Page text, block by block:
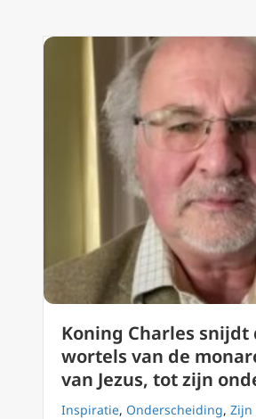
Koning Charles snijdt
wortels van de
van Jezus, tot zijn
Inspiratie, Onderscheiding, Zijn